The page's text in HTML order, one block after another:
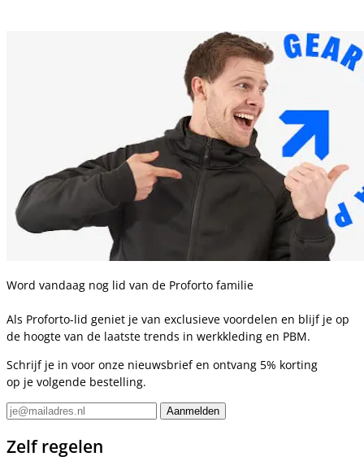
Word vandaag nog lid van de Proforto familie
Als Proforto-lid geniet je van exclusieve voordelen en blijf je op
de hoogte van de laatste trends in werkkleding en PBM.
Schrijf je in voor onze nieuwsbrief en ontvang 5% korting
op je volgende bestelling.
Zelf regelen